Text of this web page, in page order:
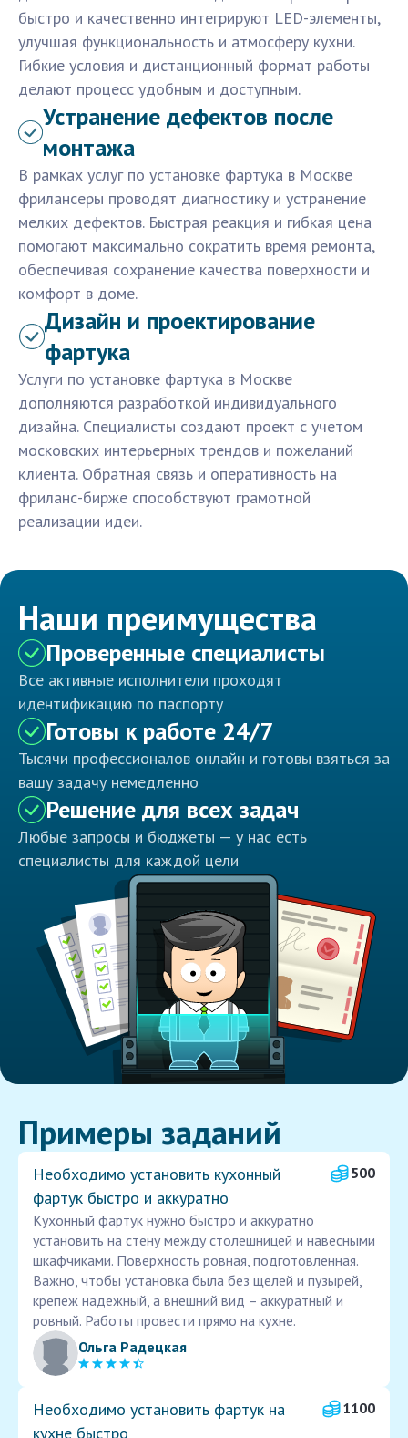
быстро и качественно интегрируют LED-элементы,
улучшая функциональность и атмосферу кухни.
Гибкие условия и дистанционный формат работы
делают процесс удобным и доступным.
Устранение дефектов после
монтажа
В рамках услуг по установке фартука в Москве
фрилансеры проводят диагностику и устранение
мелких дефектов. Быстрая реакция и гибкая цена
помогают максимально сократить время ремонта,
обеспечивая сохранение качества поверхности и
комфорт в доме.
Дизайн и проектирование
фартука
Услуги по установке фартука в Москве
дополняются разработкой индивидуального
дизайна. Специалисты создают проект с учетом
московских интерьерных трендов и пожеланий
клиента. Обратная связь и оперативность на
фриланс-бирже способствуют грамотной
реализации идеи.
Наши преимущества
Проверенные специалисты
Все активные исполнители проходят
идентификацию по паспорту
Готовы к работе 24/7
Тысячи профессионалов онлайн и готовы взяться за
вашу задачу немедленно
Решение для всех задач
Любые запросы и бюджеты — у нас есть
специалисты для каждой цели
Примеры заданий
Необходимо установить кухонный
фартук быстро и аккуратно
500
Кухонный фартук нужно быстро и аккуратно
установить на стену между столешницей и навесными
шкафчиками. Поверхность ровная, подготовленная.
Важно, чтобы установка была без щелей и пузырей,
крепеж надежный, а внешний вид – аккуратный и
ровный. Работы провести прямо на кухне.
Ольга Радецкая
Необходимо установить фартук на
кухне быстро
1100